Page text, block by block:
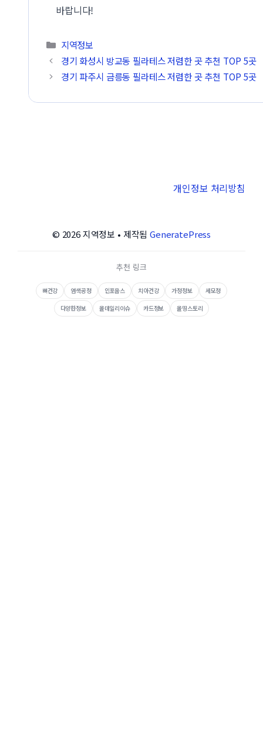
바랍니다!
카테고리
지역정보
경기 화성시 방교동 필라테스 저렴한 곳 추천 TOP 5곳
경기 파주시 금릉동 필라테스 저렴한 곳 추천 TOP 5곳
개인정보 처리방침
© 2026 지역정보 • 제작됨GeneratePress
추천 링크
뼈건강 염색공정 인포웁스 치아건강 가정정보
세모정
다양한정보
올데일리이슈 카드정보 올띵스토리